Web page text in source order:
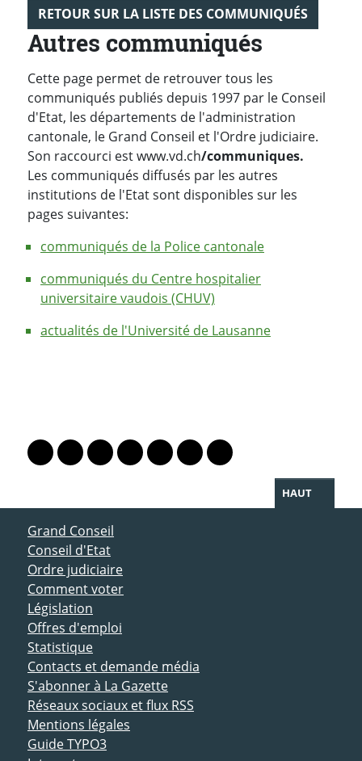
RETOUR SUR LA LISTE DES COMMUNIQUÉS
Autres communiqués
Cette page permet de retrouver tous les
communiqués publiés depuis 1997 par le Conseil
d'Etat, les départements de l'administration
cantonale, le Grand Conseil et l'Ordre judiciaire.
Son raccourci est www.vd.ch/communiques.
Les communiqués diffusés par les autres
institutions de l'Etat sont disponibles sur les
pages suivantes:
communiqués de la Police cantonale
communiqués du Centre hospitalier
universitaire vaudois (CHUV)
actualités de l'Université de Lausanne
Lien vers le profil Mastodon
Lien vers le profil Bluesky
Lien vers le profil Instagram
Lien vers le profil Linkedin
Lien vers le profil Facebook
Lien vers le profil Twitter
Partager par WhatsApp
HAUT
ACCÈS DIRECT
Grand Conseil
Conseil d'Etat
Ordre judiciaire
Comment voter
Législation
Offres d'emploi
Statistique
Contacts et demande média
S'abonner à La Gazette
Réseaux sociaux et flux RSS
Mentions légales
Guide TYPO3